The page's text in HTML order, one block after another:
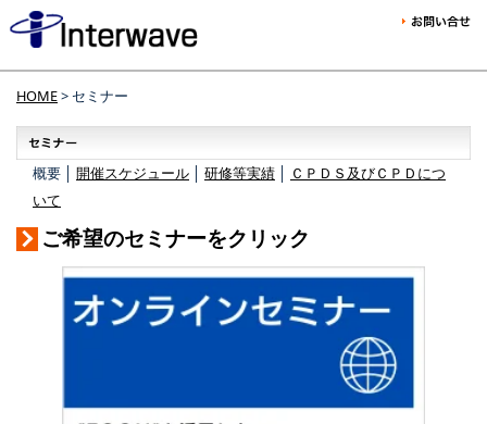
HOME> セミナー
概要 │ 開催スケジュール 研修等実績
ＣＰＤＳ及びＣＰＤにつ
いて
ご希望のセミナーをクリック